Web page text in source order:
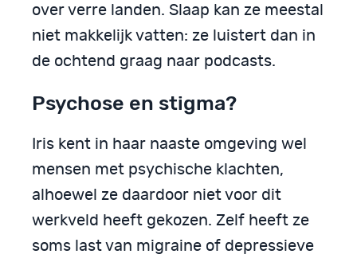
over verre landen. Slaap kan ze meestal
niet makkelijk vatten: ze luistert dan in
de ochtend graag naar podcasts.
Psychose en stigma?
Iris kent in haar naaste omgeving wel
mensen met psychische klachten,
alhoewel ze daardoor niet voor dit
werkveld heeft gekozen. Zelf heeft ze
soms last van migraine of depressieve